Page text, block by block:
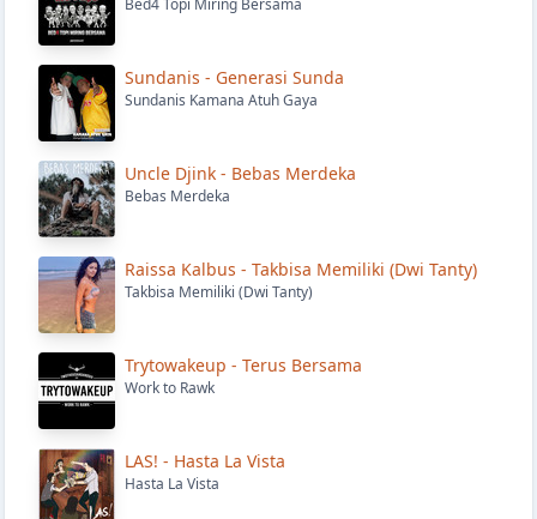
Bed4 Topi Miring Bersama
Sundanis - Generasi Sunda
Sundanis Kamana Atuh Gaya
Uncle Djink - Bebas Merdeka
Bebas Merdeka
Raissa Kalbus - Takbisa Memiliki (Dwi Tanty)
Takbisa Memiliki (Dwi Tanty)
Trytowakeup - Terus Bersama
Work to Rawk
LAS! - Hasta La Vista
Hasta La Vista